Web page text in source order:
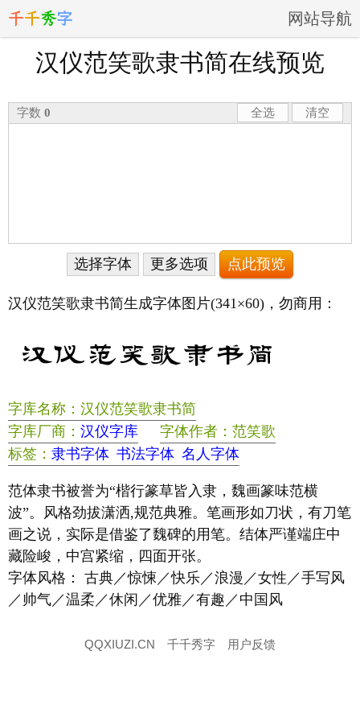
千千秀字 网站导航
汉仪范笑歌隶书简在线预览
字数 0 全选 清空
选择字体 更多选项
汉仪范笑歌隶书简生成字体图片(341×60) ，勿商用：
字库名称：汉仪范笑歌隶书简
字库厂商： 汉仪字库
字体作者：范笑歌
标签： 隶书字体 书法字体 名人字体
范体隶书被誉为“楷行篆草皆入隶，魏画篆味范横
波”。风格劲拔潇洒,规范典雅。笔画形如刀状，有刀笔
画之说，实际是借鉴了魏碑的用笔。结体严谨端庄中
藏险峻，中宫紧缩，四面开张。
字体风格： 古典／惊悚／快乐／浪漫／女性／手写风
／帅气／温柔／休闲／优雅／有趣／中国风
QQXIUZI.CN 千千秀字 用户反馈